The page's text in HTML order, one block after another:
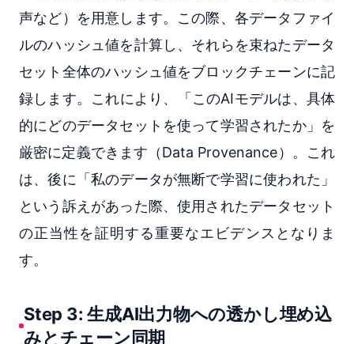
声など）を用意します。この際、各データファイ
ルのハッシュ値を計算し、それらを束ねたデータ
セット全体のハッシュ値をブロックチェーンに記
録します。これにより、「このAIモデルは、具体
的にどのデータセットを使って学習されたか」を
厳密に定義できます（Data Provenance）。これ
は、後に「私のデータが無断で学習に使われた」
という訴えがあった際、使用されたデータセット
の正当性を証明する重要なエビデンスとなりま
す。
Step 3: 生成AI出力物への透かし埋め込
みとチェーン同期